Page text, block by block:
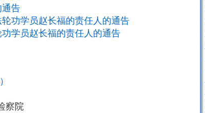
告
功学员赵长福的责任人的通告
学员赵长福的责任人的通告
察院